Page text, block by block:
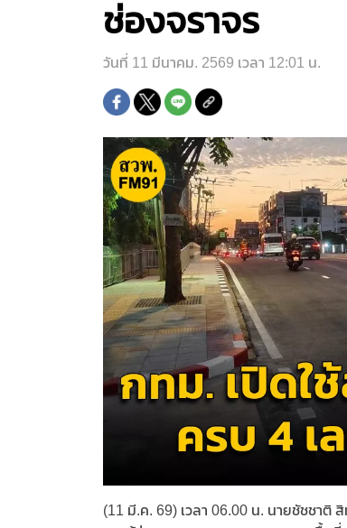
ช่องจราจร
วันที่ 11 มีนาคม. 2569 เวลา 12:01 น.
(11 มี.ค. 69) เวลา 06.00 น. นายชัชชา